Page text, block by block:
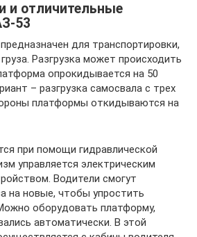
и отличительные
53
для транспортировки,
Разгрузка может происходить
опрокидывается на 50
– разгрузка самосвала с трех
платформы откидываются на
при помощи гидравлической
управляется электрическим
Водители смогут
на новые, чтобы упростить
оборудовать платформу,
автоматически. В этой